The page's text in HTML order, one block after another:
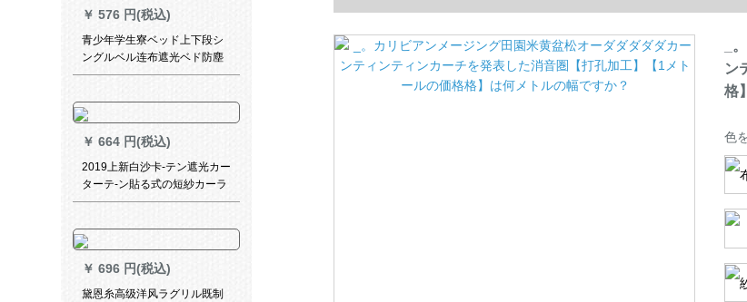
￥ 576 円(税込)
青少年学生寮ベッド上下段シ
ングルベル连布遮光ベド防塵
のカーテーテ男女ベッドシリ
￥ 664 円(税込)
2019上新白沙卡-テン遮光カー
ターテ-ン貼る式の短紗カーラ
テ-ンンンテ-ンンンンンンン
カータテ-ンテーテ-ンテーテ-
ン薄さガテルテルテ-ンテーテ-
ン-ン星紗-灰色【加工接続】
2.7枚高*2.7枚
￥ 696 円(税込)
黛恩糸高级洋风ラグリル既制
ルの価格格】は何メトルの幅ですか？
_
ン
格
色